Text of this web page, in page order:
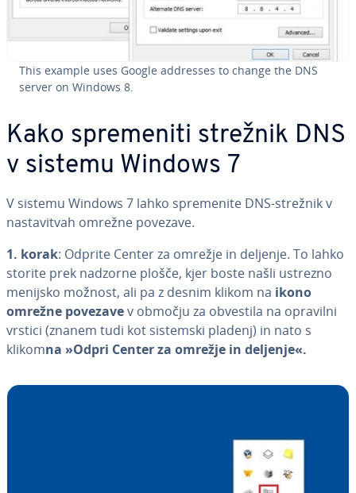
This example uses Google addresses to change the DNS
server on Windows 8.
Kako spre­me­ni­ti strežnik DNS
v sistemu Windows 7
V sistemu Windows 7 lahko spre­me­ni­te DNS-strežnik v
na­sta­vi­tvah omrežne povezave.
1. korak: Odprite Center za omrežje in deljenje. To lahko
storite prek nadzorne plošče, kjer boste našli ustrezno
menijsko možnost, ali pa z desnim klikom na ikono
omrežne povezavev območju za obvestila na opravilni
vrstici (znanem tudi kot sistemski pladenj) in nato s
klikomna »Odpri Center za omrežje in deljenje«.